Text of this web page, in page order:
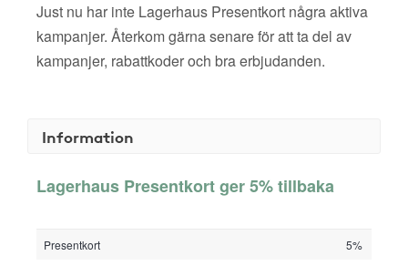
Just nu har inte Lagerhaus Presentkort några aktiva
kampanjer. Återkom gärna senare för att ta del av
kampanjer, rabattkoder och bra erbjudanden.
Information
Lagerhaus Presentkort ger 5% tillbaka
Presentkort 5%